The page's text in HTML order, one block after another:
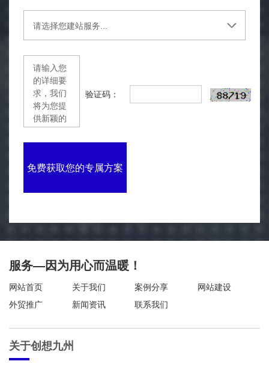
验证码：
免费获取您的专属方案
服务—因为用心而温暖！
网站首页 关于我们 案例分享
网站建设
外贸推广
新闻资讯 联系我们
关于创想九州